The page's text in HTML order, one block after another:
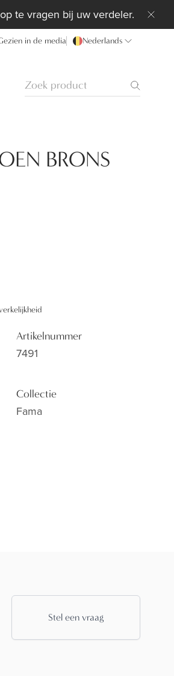
te vragen bij uw verdeler.
in de media Nederlands
BRONS
Artikelnummer
7491
Collectie
Fama
Stel een vraag